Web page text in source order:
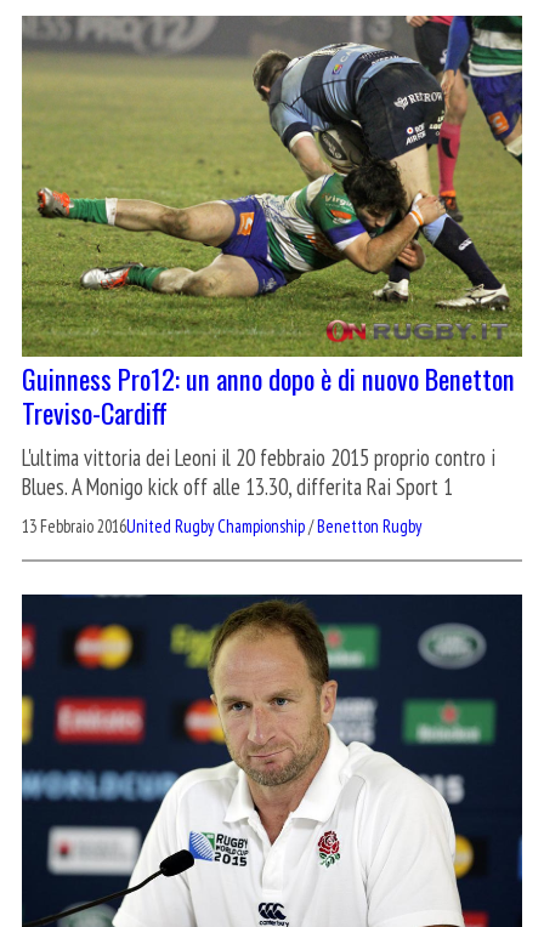
Guinness Pro12: un anno dopo è di nuovo Benetton
Treviso-Cardiff
L'ultima vittoria dei Leoni il 20 febbraio 2015 proprio contro i
Blues. A Monigo kick off alle 13.30, differita Rai Sport 1
13 Febbraio 2016United Rugby Championship/Benetton Rugby